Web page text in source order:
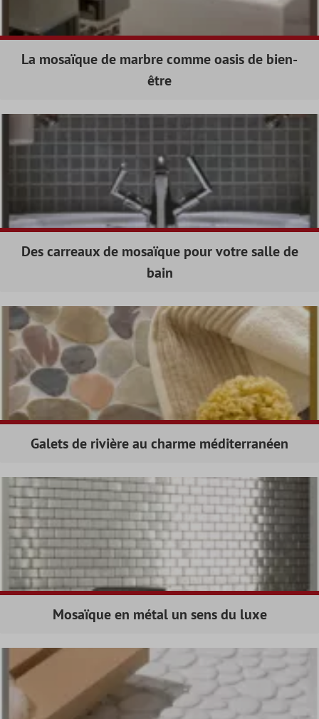
La mosaïque de marbre comme oasis de bien-
être
Des carreaux de mosaïque pour votre salle de
bain
Galets de rivière au charme méditerranéen
Mosaïque en métal un sens du luxe